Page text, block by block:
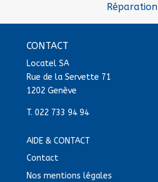
Réparation
CONTACT
Locatel SA
Rue de la Servette 71
1202 Genève
T. 022 733 94 94
AIDE & CONTACT
Contact
Nos mentions légales